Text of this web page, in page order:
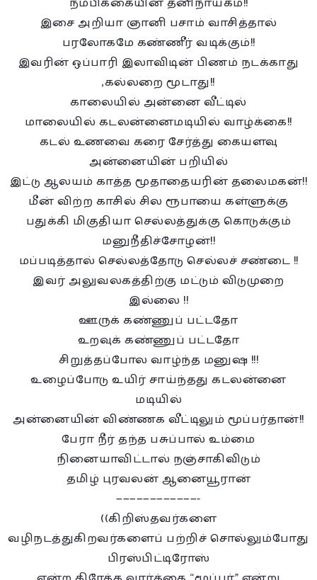
இசை அறியா ஞானி பசாம் வாசித்தால்
பரலோகமே கண்ணீர் வடிக்கும்!!
இவரின் ஒப்பாரி இலாவிடின் பிணம் நடக்காது
,கல்லறை மூடாது!!
காலையில் அன்னை வீட்டில்
மாலையில் கடலன்னைமடியில் வாழ்க்கை!!
கடல் உணவை கரை சேர்த்து கையளவு
அன்னையின் பறியில்
இட்டு ஆலயம் காத்த மூதாதையரின் தலைமகன்!!
மீன் விற்ற காசில் சில ரூபாயை கள்ளுக்கு
பதுக்கி மிகுதியா செல்லத்துக்கு கொடுக்கும்
மனுநீதிச்சோழன்!!
மப்படித்தால் செல்லத்தோடு செல்லச் சண்டை !!
இவர் அலுவலகத்திற்கு மட்டும் விடுமுறை
இல்லை !!
ஊருக் கண்ணுப் பட்டதோ
உறவுக் கண்ணுப் பட்டதோ
சிறுத்தப்போல வாழ்ந்த மனுஷ !!!
உழைப்போடு உயிர் சாய்ந்தது கடலன்னை
மடியில்
அன்னையின் விண்ணக வீட்டிலும் மூப்பர்தான்!!
பேரா நீர் தந்த பசுப்பால் உம்மை
நினையாவிட்டால் நஞ்சாகிவிடும்
தமிழ் புரவலன் ஆனையூரான்
————————————-
((கிறிஸ்தவர்களை
வழிநடத்துகிறவர்களைப் பற்றிச் சொல்லும்போது
பிரஸ்பிட்டிரோஸ்